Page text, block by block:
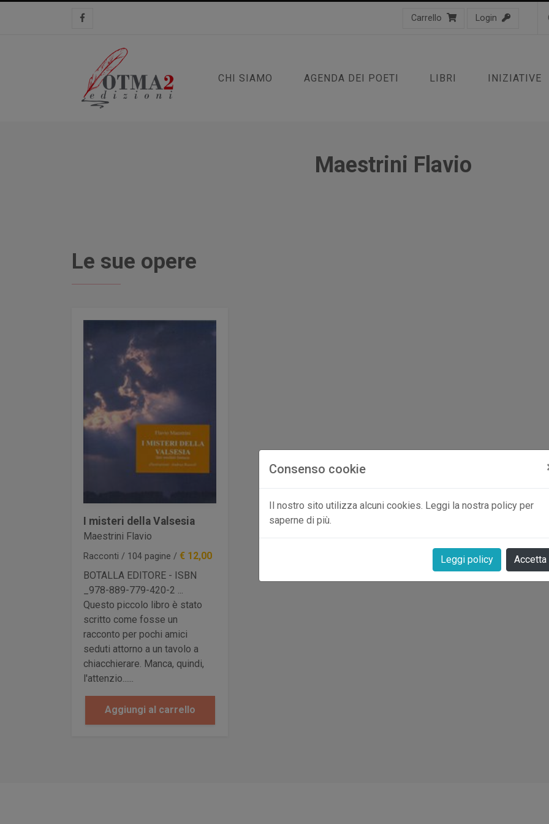
Carrello Login
Consenso cookie
Il nostro sito utilizza alcuni cookies. Leggi la nostra policy per
saperne di più.
Leggi policy Accetta
CHI SIAMO AGENDA DEI POETI LIBRI INIZIATIVE
Maestrini Flavio
Le sue opere
I misteri della Valsesia
Maestrini Flavio
Racconti / 104 pagine /€ 12,00
BOTALLA EDITORE - ISBN
_978-889-779-420-2 ...
Questo piccolo libro è stato
scritto come fosse un
racconto per pochi amici
seduti attorno a un tavolo a
chiacchierare. Manca, quindi,
l'attenzio......
Aggiungi al carrello